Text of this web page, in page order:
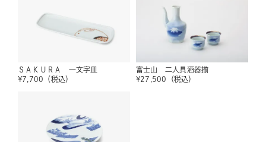
ＳＡＫＵＲＡ 一文字皿
¥7,700 （税込）
富士山 二人具酒器揃
¥27,500 （税込）